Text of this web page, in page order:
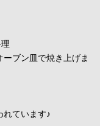
ブン皿で焼き上げま
ています♪